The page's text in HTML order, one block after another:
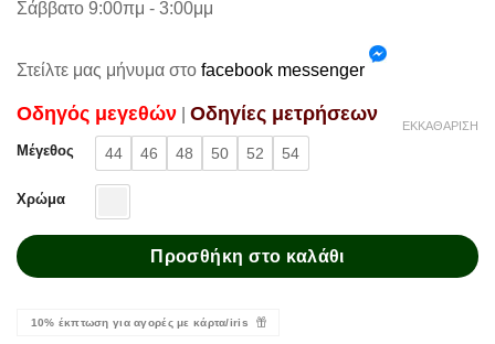
Σάββατο 9:00πμ - 3:00μμ
Στείλτε μας μήνυμα στο facebook messenger
Oδηγός μεγεθών Oδηγίες μετρήσεων
Μέγεθος 44 46 48 50 52 54
Χρώμα
ΕΚΚΑΘΆΡΙΣΗ
Προσθήκη στο καλάθι
10% έκπτωση για αγορές με κάρτα/iris